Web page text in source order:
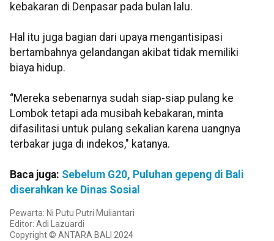
kebakaran di Denpasar pada bulan lalu.
Hal itu juga bagian dari upaya mengantisipasi
bertambahnya gelandangan akibat tidak memiliki
biaya hidup.
“Mereka sebenarnya sudah siap-siap pulang ke
Lombok tetapi ada musibah kebakaran, minta
difasilitasi untuk pulang sekalian karena uangnya
terbakar juga di indekos," katanya.
Baca juga: Sebelum G20, Puluhan gepeng di Bali
diserahkan ke Dinas Sosial
Pewarta: Ni Putu Putri Muliantari
Editor: Adi Lazuardi
Copyright © ANTARA BALI 2024